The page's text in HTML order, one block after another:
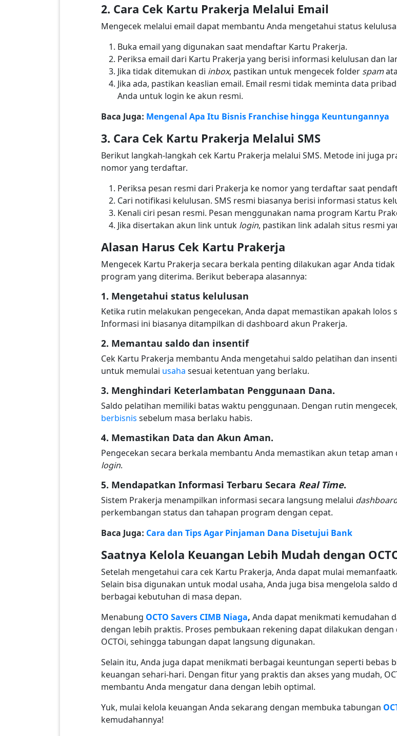
2. Cara Cek Kartu Prakerja Melalui Email
Mengecek melalui email dapat membantu Anda mengetahui status
Buka email yang digunakan saat mendaftar Kartu Prakerja.
Periksa email dari Kartu Prakerja yang berisi informasi kelulusan dan
Jika tidak ditemukan di inbox, pastikan untuk mengecek folder spam
Jika ada, pastikan keaslian email. Email resmi tidak meminta data
Anda untuk login ke akun resmi.
Baca Juga: Mengenal Apa Itu Bisnis Franchise hingga Keuntungannya
3. Cara Cek Kartu Prakerja Melalui SMS
Berikut langkah-langkah cek Kartu Prakerja melalui SMS. Metode ini juga
nomor yang terdaftar.
Periksa pesan resmi dari Prakerja ke nomor yang terdaftar saat
Cari notifikasi kelulusan. SMS resmi biasanya berisi informasi status
Kenali ciri pesan resmi. Pesan menggunakan nama program Kartu
Jika disertakan akun link untuk login, pastikan link adalah situs resmi
Alasan Harus Cek Kartu Prakerja
Mengecek Kartu Prakerja secara berkala penting dilakukan agar Anda
program yang diterima. Berikut beberapa alasannya:
1. Mengetahui status kelulusan
Ketika rutin melakukan pengecekan, Anda dapat memastikan apakah lolos
Informasi ini biasanya ditampilkan di dashboard akun Prakerja.
2. Memantau saldo dan insentif
Cek Kartu Prakerja membantu Anda mengetahui saldo pelatihan dan
untuk memulai usaha sesuai ketentuan yang berlaku.
3. Menghindari Keterlambatan Penggunaan Dana.
Saldo pelatihan memiliki batas waktu penggunaan. Dengan rutin
berbisnis sebelum masa berlaku habis.
4. Memastikan Data dan Akun Aman.
Pengecekan secara berkala membantu Anda memastikan akun tetap
login.
5. Mendapatkan Informasi Terbaru Secara Real Time.
Sistem Prakerja menampilkan informasi secara langsung melalui
perkembangan status dan tahapan program dengan cepat.
Baca Juga: Cara dan Tips Agar Pinjaman Dana Disetujui Bank
Saatnya Kelola Keuangan Lebih Mudah dengan
Setelah mengetahui cara cek Kartu Prakerja, Anda dapat mulai
Selain bisa digunakan untuk modal usaha, Anda juga bisa mengelola
berbagai kebutuhan di masa depan.
Menabung OCTO Savers CIMB Niaga, Anda dapat menikmati kemudahan
dengan lebih praktis. Proses pembukaan rekening dapat dilakukan
OCTOi, sehingga tabungan dapat langsung digunakan.
Selain itu, Anda juga dapat menikmati berbagai keuntungan seperti bebas
keuangan sehari-hari. Dengan fitur yang praktis dan akses yang mudah,
membantu Anda mengatur dana dengan lebih optimal.
Yuk, mulai kelola keuangan Anda sekarang dengan membuka tabungan
kemudahannya!